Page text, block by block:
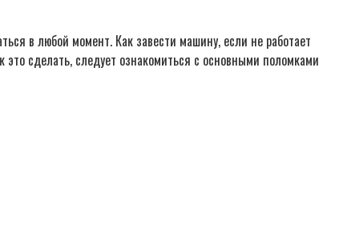
в любой момент. Как завести машину, если не работает
это сделать, следует ознакомиться с основными поломками